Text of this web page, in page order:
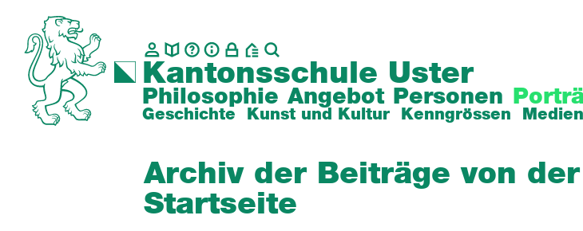
Kantonsschule Uster
Philosophie Angebot Personen
Geschichte Kunst und Kultur Kenngrössen
Archiv der Beiträge von der
Startseite